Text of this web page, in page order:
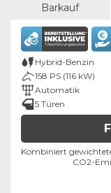
Barkauf
Hybrid-Benzin
158 PS (116 kW)
Automatik
5 Türen
Kombiniert
CO2-